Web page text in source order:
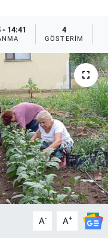
- 14:41 4
GÖSTERIM
A- A+